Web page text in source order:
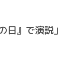
日』で演説」